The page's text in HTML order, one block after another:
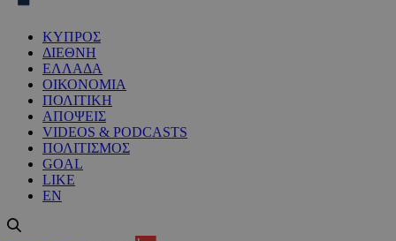
ΚΥΠΡΟΣ
ΔΙΕΘΝΗ
ΕΛΛΑΔΑ
ΟΙΚΟΝΟΜΙΑ
ΠΟΛΙΤΙΚΗ
ΑΠΟΨΕΙΣ
VIDEOS & PODCASTS
ΠΟΛΙΤΙΣΜΟΣ
GOAL
LIKE
EN